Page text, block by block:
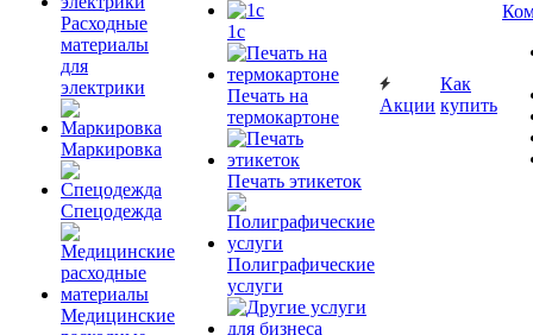
Расходные
материалы
для
электрики
Маркировка
Спецодежда
Медицинские
1c
Печать на
термокартоне
Печать этикеток
Полиграфические
услуги
Акции
Как
купить